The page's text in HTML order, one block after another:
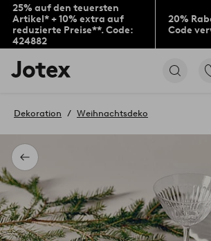
25% auf den teuersten
Artikel* + 10% extra auf
reduzierte Preise**. Code:
424882
20%
Code
Jotex-
Logo
Startseite
Zurück
Dekoration Weihnachtsdeko